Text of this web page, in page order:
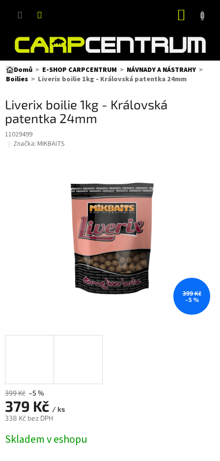
Domů E-SHOP CARPCENTRUM
NÁVNADY A NÁSTRAHY
Boilies
Liverix boilie 1kg - Královská patentka 24mm
Liverix boilie 1kg - Královská
patentka 24mm
11029499
Značka: MIKBAITS
399 Kč
–5 %
399 Kč –5 %
379 Kč / ks
338 Kč bez DPH
cena:
Skladem v eshopu